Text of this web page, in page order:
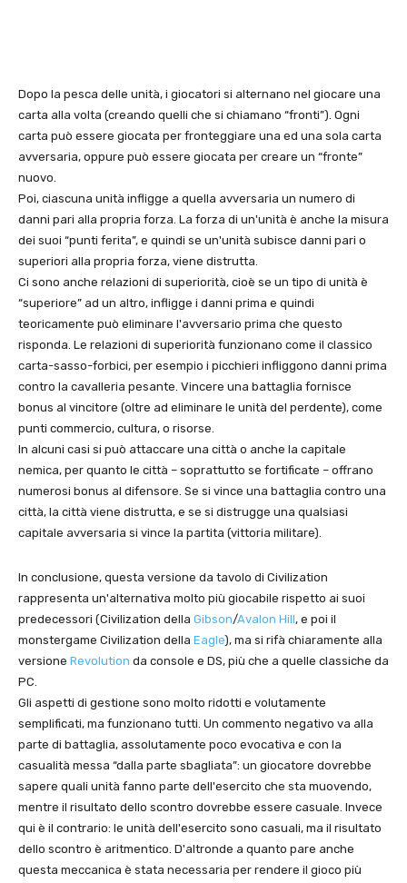
Dopo la pesca delle unità, i giocatori si alternano nel giocare una
carta alla volta (creando quelli che si chiamano “fronti”). Ogni
carta può essere giocata per fronteggiare una ed una sola carta
avversaria, oppure può essere giocata per creare un “fronte”
nuovo.
Poi, ciascuna unità infligge a quella avversaria un numero di
danni pari alla propria forza. La forza di un'unità è anche la misura
dei suoi “punti ferita”, e quindi se un'unità subisce danni pari o
superiori alla propria forza, viene distrutta.
Ci sono anche relazioni di superiorità, cioè se un tipo di unità è
“superiore” ad un altro, infligge i danni prima e quindi
teoricamente può eliminare l'avversario prima che questo
risponda. Le relazioni di superiorità funzionano come il classico
carta-sasso-forbici, per esempio i picchieri infliggono danni prima
contro la cavalleria pesante. Vincere una battaglia fornisce
bonus al vincitore (oltre ad eliminare le unità del perdente), come
punti commercio, cultura, o risorse.
In alcuni casi si può attaccare una città o anche la capitale
nemica, per quanto le città – soprattutto se fortificate – offrano
numerosi bonus al difensore. Se si vince una battaglia contro una
città, la città viene distrutta, e se si distrugge una qualsiasi
capitale avversaria si vince la partita (vittoria militare).
In conclusione, questa versione da tavolo di Civilization
rappresenta un'alternativa molto più giocabile rispetto ai suoi
predecessori (Civilization della Gibson/Avalon Hill, e poi il
monstergame Civilization della Eagle), ma si rifà chiaramente alla
versione Revolution da console e DS, più che a quelle classiche da
PC.
Gli aspetti di gestione sono molto ridotti e volutamente
semplificati, ma funzionano tutti. Un commento negativo va alla
parte di battaglia, assolutamente poco evocativa e con la
casualità messa “dalla parte sbagliata”: un giocatore dovrebbe
sapere quali unità fanno parte dell'esercito che sta muovendo,
mentre il risultato dello scontro dovrebbe essere casuale. Invece
qui è il contrario: le unità dell'esercito sono casuali, ma il risultato
dello scontro è aritmentico. D'altronde a quanto pare anche
questa meccanica è stata necessaria per rendere il gioco più